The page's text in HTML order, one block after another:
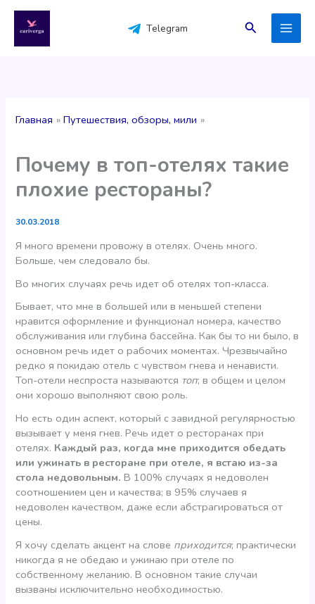
содержимому
Telegram Поиск
Главная Путешествия, обзоры, мили
Почему в топ-отелях такие
плохие рестораны?
30.03.2018
Я много времени провожу в отелях. Очень много.
Больше, чем следовало бы.
Во многих случаях речь идет об отелях топ-класса.
Бывает, что мне в большей или в меньшей степени
нравится оформление и функционал номера, качество
обслуживания или глубина бассейна. Как бы то ни было, в
основном речь идет о рабочих моментах. Чрезвычайно
редко я покидаю отель с чувством гнева и ненависти.
Топ-отели неспроста называются топ; в общем и целом
они хорошо выполняют свою роль.
Но есть один аспект, который с завидной регулярностью
вызывает у меня гнев. Речь идет о ресторанах при
отелях. Каждый раз, когда мне приходится обедать
или ужинать в ресторане при отеле, я встаю из-за
стола недовольным. В 100% случаях я недоволен
соотношением цен и качества; в 95% случаев я
недоволен качеством, даже если абстрагироваться от
цены.
Я хочу сделать акцент на слове приходится; практически
никогда я не обедаю и ужинаю при отеле по
собственному желанию. В основном такие случаи
вызваны исключительно необходимостью.